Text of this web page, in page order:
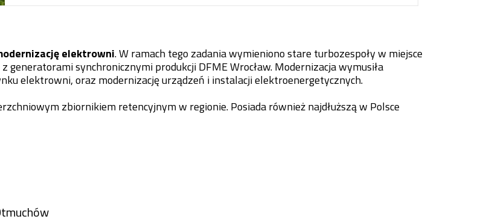
elektrowni. W ramach tego zadania wymieniono stare turbozespoły w miejsce
synchronicznymi produkcji DFME Wrocław. Modernizacja wymusiła
elektrowni, oraz modernizację urządzeń i instalacji elektroenergetycznych.
zbiornikiem retencyjnym w regionie. Posiada również najdłuższą w Polsce